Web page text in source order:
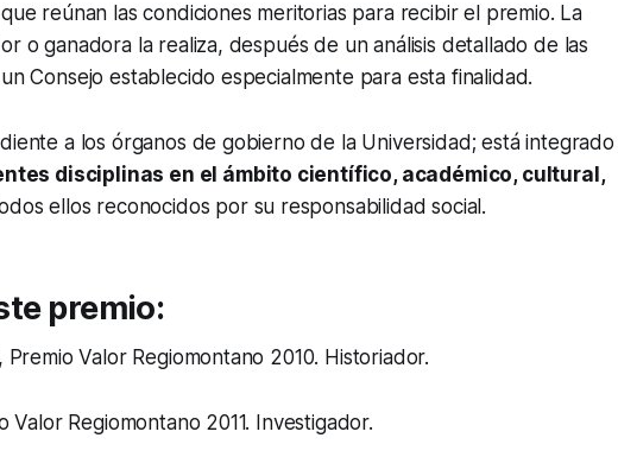
reúnan las condiciones meritorias para recibir el premio. La
o ganadora la realiza, después de un análisis detallado de las
Consejo establecido especialmente para esta finalidad.
a los órganos de gobierno de la Universidad; está integrado
disciplinas en el ámbito científico, académico, cultural,
ellos reconocidos por su responsabilidad social.
premio:
Premio Valor Regiomontano 2010. Historiador.
Valor Regiomontano 2011. Investigador.